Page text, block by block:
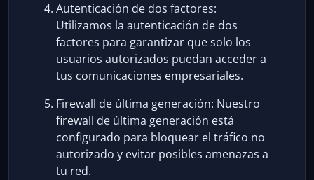
Autenticación de dos factores:
Utilizamos la autenticación de dos
factores para garantizar que solo los
usuarios autorizados puedan acceder a
tus comunicaciones empresariales.
Firewall de última generación: Nuestro
firewall de última generación está
configurado para bloquear el tráfico no
autorizado y evitar posibles amenazas a
tu red.